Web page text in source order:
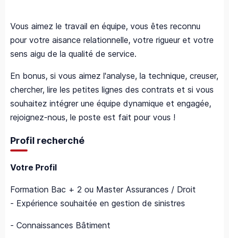
Vous aimez le travail en équipe, vous êtes reconnu
pour votre aisance relationnelle, votre rigueur et votre
sens aigu de la qualité de service.
En bonus, si vous aimez l'analyse, la technique, creuser,
chercher, lire les petites lignes des contrats et si vous
souhaitez intégrer une équipe dynamique et engagée,
rejoignez-nous, le poste est fait pour vous !
Profil recherché
Votre Profil
Formation Bac + 2 ou Master Assurances / Droit
- Expérience souhaitée en gestion de sinistres
- Connaissances Bâtiment